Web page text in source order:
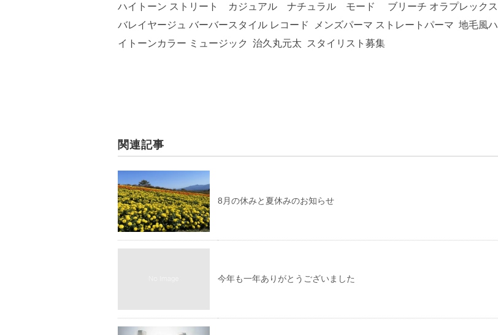
ハイトーン ストリート カジュアル ナチュラル モード ブリーチ オラプレックス
バレイヤージュ バーバースタイル レコード メンズパーマ ストレートパーマ 地毛風ハ
イトーンカラー ミュージック 治久丸元太 スタイリスト募集
関連記事
8月の休みと夏休みのお知らせ
今年も一年ありがとうございました